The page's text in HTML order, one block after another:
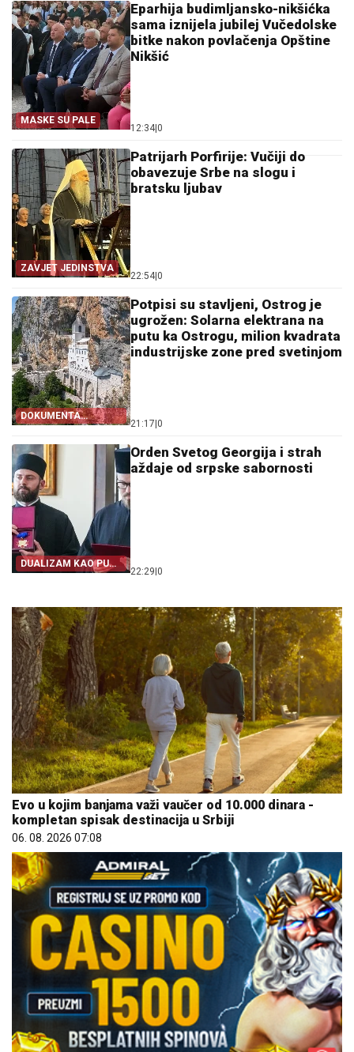
MASKE SU PALE
Eparhija budimljansko-nikšićka
sama iznijela jubilej Vučedolske
bitke nakon povlačenja Opštine
Nikšić
12:34 0
ZAVJET JEDINSTVA
Patrijarh Porfirije: Vučiji do
obavezuje Srbe na slogu i
bratsku ljubav
22:54 0
DOKUMENTA
OTKRIVAJU
Potpisi su stavljeni, Ostrog je
ugrožen: Solarna elektrana na
putu ka Ostrogu, milion kvadrata
industrijske zone pred svetinjom
21:17 0
DUALIZAM KAO PUT
IZ SRPSTVA
Orden Svetog Georgija i strah
aždaje od srpske sabornosti
22:29 0
Evo u kojim banjama važi vaučer od 10.000 dinara -
kompletan spisak destinacija u Srbiji
06. 08. 2026 07:08